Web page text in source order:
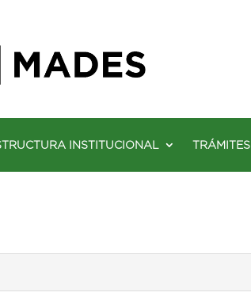
INSTITUCIONAL TRÁMITES